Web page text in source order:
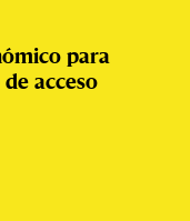
para
acceso